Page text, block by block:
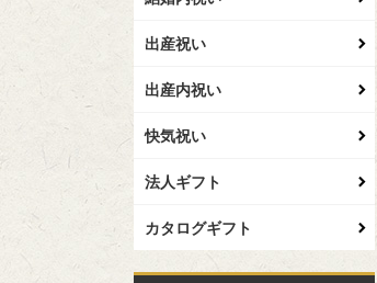
出産祝い
出産内祝い
快気祝い
法人ギフト
カタログギフト